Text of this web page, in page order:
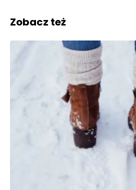
Zobacz też